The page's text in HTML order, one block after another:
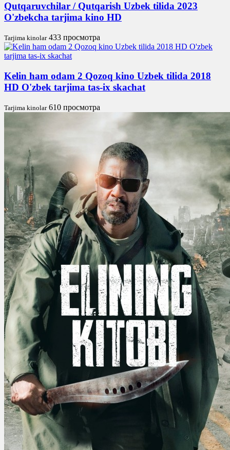
Qutqaruvchilar / Qutqarish Uzbek tilida 2023
O'zbekcha tarjima kino HD
Tarjima kinolar 433 просмотра
Kelin ham odam 2 Qozoq kino Uzbek tilida 2018
HD O'zbek tarjima tas-ix skachat
Tarjima kinolar 610 просмотра